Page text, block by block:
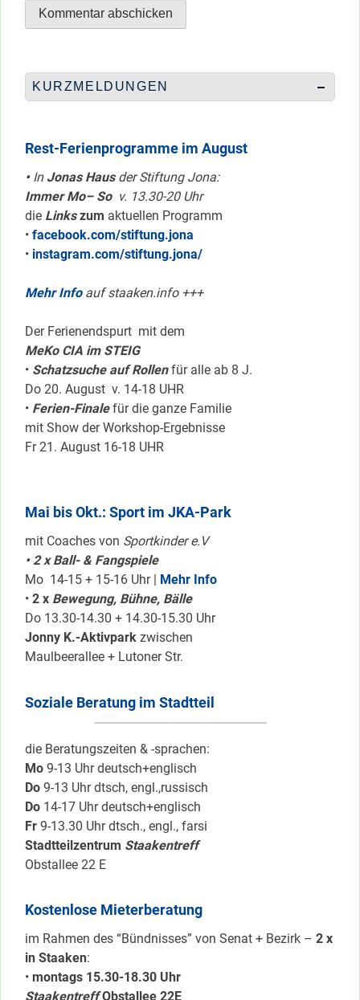
KURZMELDUNGEN
Rest-Ferienprogramme im August
•InJonas Hausder Stiftung Jona:
Immer Mo– So v. 13.30-20 Uhr
die Linkszum aktuellen Programm
• facebook.com/stiftung.jona
• instagram.com/stiftung.jona/
Mehr Infoauf staaken.info +++
Der Ferienendspurt mit dem
MeKo CIA im STEIG
• Schatzsuche auf Rollenfür alle ab 8 J.
Do 20. August v. 14-18 UHR
• Ferien-Finalefür die ganze Familie
mit Show der Workshop-Ergebnisse
Fr 21. August 16-18 UHR
Mai bis Okt.: Sport im JKA-Park
mit Coaches von Sportkinder e.V
• 2 x Ball- & Fangspiele
Mo 14-15 + 15-16 Uhr | Mehr Info
• 2 x Bewegung, Bühne, Bälle
Do 13.30-14.30 + 14.30-15.30 Uhr
Jonny K.-Aktivpark zwischen
Maulbeerallee + Lutoner Str.
Soziale Beratung im Stadtteil
die Beratungszeiten & -sprachen:
Mo 9-13 Uhr deutsch+englisch
Do 9-13 Uhr dtsch, engl.,russisch
Do 14-17 Uhr deutsch+englisch
Fr 9-13.30 Uhr dtsch., engl., farsi
Stadtteilzentrum Staakentreff
Obstallee 22 E
Kostenlose Mieterberatung
im Rahmen des “Bündnisses” von Senat + Bezirk – 2 x
in Staaken:
• montags 15.30-18.30 Uhr
Staakentreff Obstallee 22E